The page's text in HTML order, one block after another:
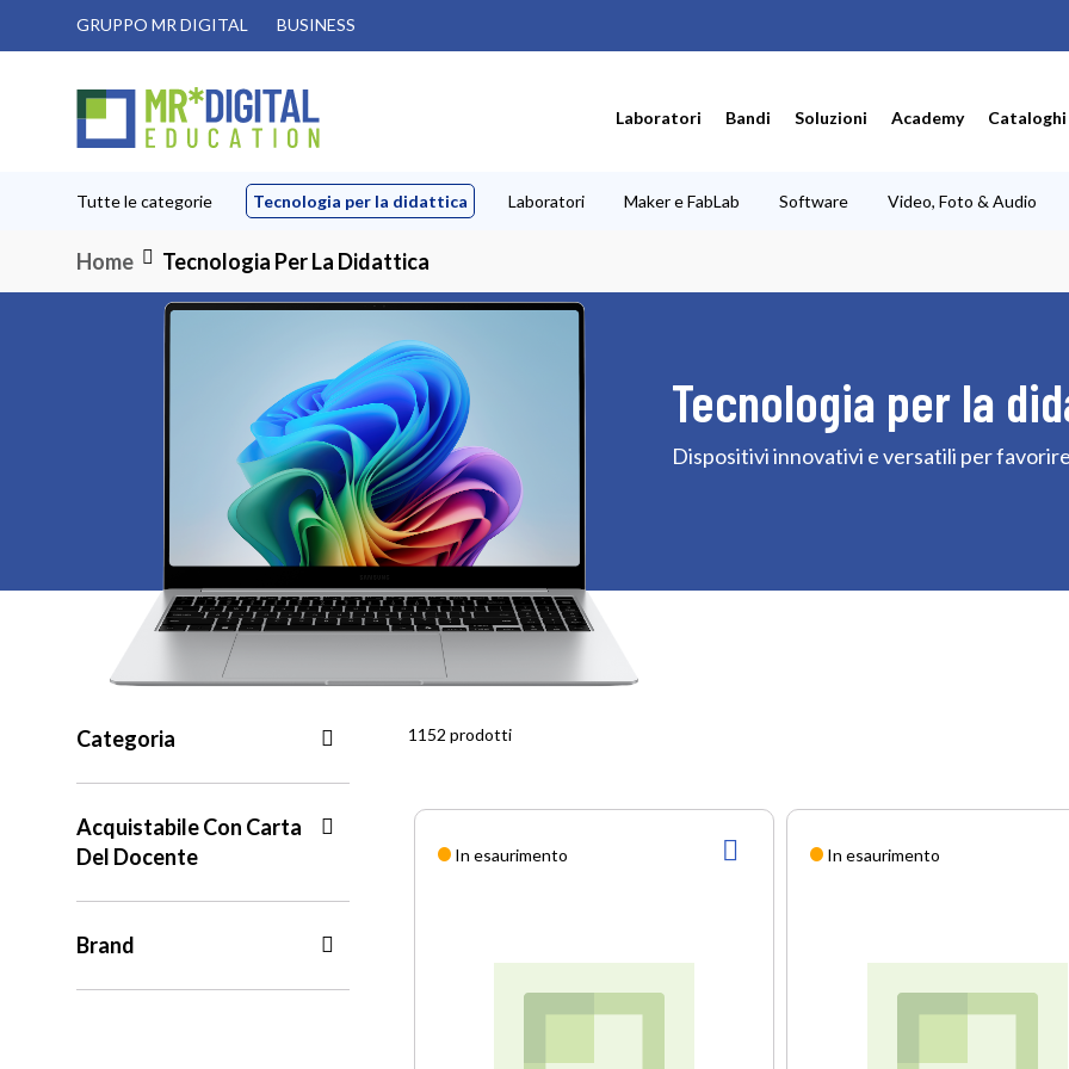
Salta
GRUPPO MR DIGITAL BUSINESS
Laboratori Bandi Soluzioni Academy Cataloghi
Tutte le categorie Tecnologia per la didattica Laboratori Maker e FabLab Software Video, Foto & Audio
Home Tecnologia Per La Didattica
Tecnologia per la
Dispositivi innovativi e versatili per
1152 prodotti
In esaurimento AGGIUNGIIn esaurimento
Categoria
Acquistabile Con Carta
Del Docente
Brand